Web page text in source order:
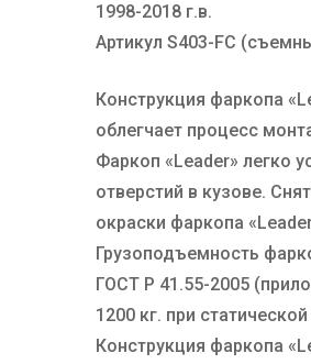
1998-2018 г.в.
Артикул S403-FC
Конструкция фаркопа
облегчает процесс
Фаркоп «Leader» легко
отверстий в кузове.
окраски фаркопа
Грузоподъемность
ГОСТ Р 41.55-2005
1200 кг. при
Конструкция фаркопа
Тип Шара